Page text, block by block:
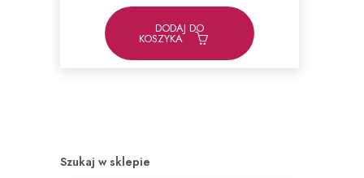
DODAJ DO
KOSZYKA
Szukaj w sklepie